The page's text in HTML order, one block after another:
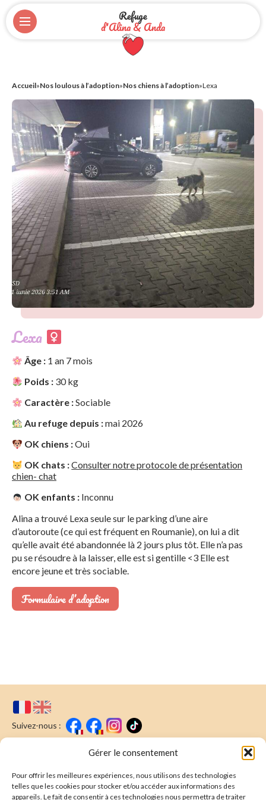
Gérer le consentement
Pour offrir les meilleures expériences, nous utilisons des technologies
telles que les cookies pour stocker et/ou accéder aux informations des
appareils. Le fait de consentir à ces technologies nous permettra de traiter
Refuge
d'Alina & Anda
Accueil»Nos loulous à l’adoption»Nos chiens à l’adoption»Lexa
Lexa
Âge : 1 an 7 mois
Poids : 30 kg
Caractère :Sociable
Au refuge depuis :mai 2026
OK chiens :Oui
OK chats :Consulter notre protocole de présentation
chien- chat
OK enfants : Inconnu
Alina a trouvé Lexa seule sur le parking d’une aire
d’autoroute (ce qui est fréquent en Roumanie), on lui a dit
qu’elle avait été abandonnée là 2 jours plus tôt. Elle n’a pas
pu se résoudre à la laisser, elle est si gentille <3 Elle est
encore jeune et très sociable.
Formulaire d’adoption
Suivez-nous :
Nous écrire
Newsletter